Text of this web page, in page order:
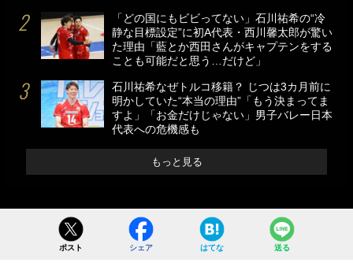
「どの国にもビビってない」石川祐希の“冷
静な目標設定”に初A代表・西川馨太郎が驚い
た理由「藍とか西田さんがキャプテンをする
ことも可能だと思う…だけど」
石川祐希なぜトルコ移籍？ じつは3カ月前に
明かしていた“本当の理由”「もう決まってま
すよ」「お金だけじゃない」男子バレー日本
代表への危機感も
もっと見る
ポスト シェア はてな 送る